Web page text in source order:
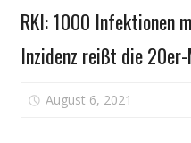
RKI: 1000 Infektionen
Inzidenz reißt die
August 6, 2021